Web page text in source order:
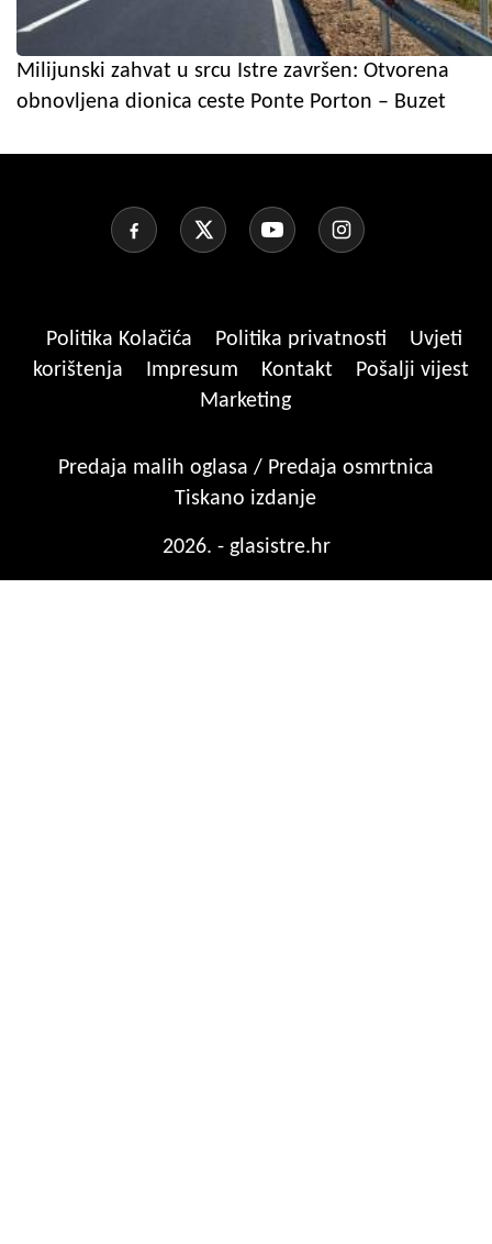
Milijunski zahvat u srcu Istre završen: Otvorena
obnovljena dionica ceste Ponte Porton – Buzet
Politika Kolačića Politika privatnosti
Uvjeti
korištenja
Impresum Kontakt
Pošalji vijest
Marketing
Predaja malih oglasa / Predaja osmrtnica
Tiskano izdanje
2026. - glasistre.hr